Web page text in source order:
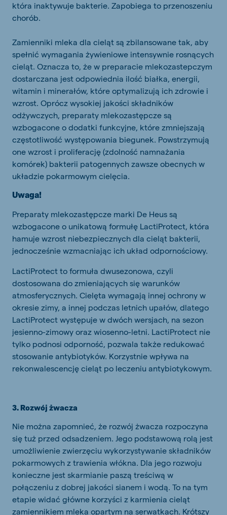
która inaktywuje bakterie. Zapobiega to przenoszeniu
chorób.
Zamienniki mleka dla cieląt są zbilansowane tak, aby
spełnić wymagania żywieniowe intensywnie rosnących
cieląt. Oznacza to, że w preparacie mlekozastepczym
dostarczana jest odpowiednia ilość białka, energii,
witamin i minerałów, które optymalizują ich zdrowie i
wzrost. Oprócz wysokiej jakości składników
odżywczych, preparaty mlekozastępcze są
wzbogacone o dodatki funkcyjne, które zmniejszają
częstotliwość występowania biegunek. Powstrzymują
one wzrost i proliferację (zdolność namnażania
komórek) bakterii patogennych zawsze obecnych w
układzie pokarmowym cielęcia.
Uwaga!
Preparaty mlekozastępcze marki De Heus są
wzbogacone o unikatową formułę LactiProtect, która
hamuje wzrost niebezpiecznych dla cieląt bakterii,
jednocześnie wzmacniając ich układ odpornościowy.
LactiProtect to formuła dwusezonowa, czyli
dostosowana do zmieniających się warunków
atmosferycznych. Cielęta wymagają innej ochrony w
okresie zimy, a innej podczas letnich upałów, dlatego
LactiProtect występuje w dwóch wersjach, na sezon
jesienno-zimowy oraz wiosenno-letni. LactiProtect nie
tylko podnosi odporność, pozwala także redukować
stosowanie antybiotyków. Korzystnie wpływa na
rekonwalescencję cieląt po leczeniu antybiotykowym.
3. Rozwój żwacza
Nie można zapomnieć, że rozwój żwacza rozpoczyna
się tuż przed odsadzeniem. Jego podstawową rolą jest
umożliwienie zwierzęciu wykorzystywanie składników
pokarmowych z trawienia włókna. Dla jego rozwoju
konieczne jest skarmianie paszą treściwą w
połączeniu z dobrej jakości sianem i wodą. To na tym
etapie widać główne korzyści z karmienia cieląt
zamiennikiem mleka opartym na serwatkach. Krótszy